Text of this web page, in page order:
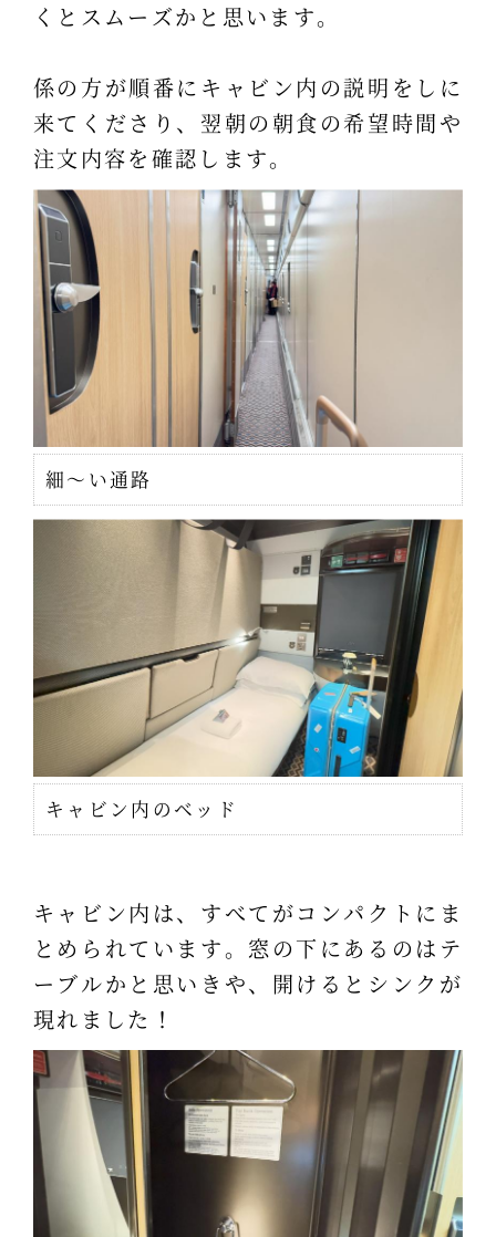
くとスムーズかと思います。
係の方が順番にキャビン内の説明をしに
来てくださり、翌朝の朝食の希望時間や
注文内容を確認します。
細～い通路
キャビン内のベッド
キャビン内は、すべてがコンパクトにま
とめられています。窓の下にあるのはテ
ーブルかと思いきや、開けるとシンクが
現れました！